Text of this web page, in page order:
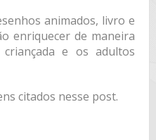
animados, livro e
enriquecer de maneira
e os adultos
citados nesse post.